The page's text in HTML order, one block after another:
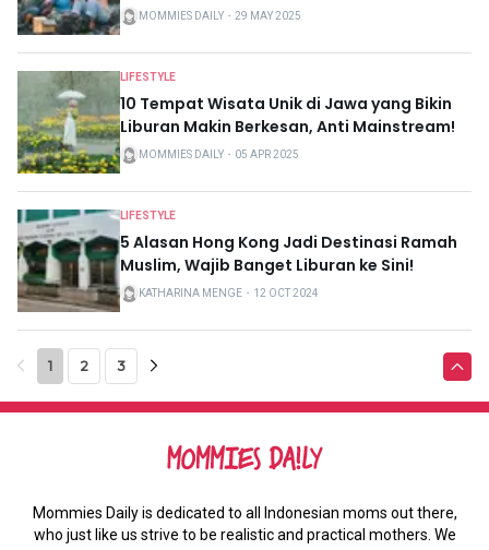
MOMMIES DAILY ・ 29 MAY 2025
LIFESTYLE
10 Tempat Wisata Unik di Jawa yang Bikin
Liburan Makin Berkesan, Anti Mainstream!
MOMMIES DAILY ・ 05 APR 2025
LIFESTYLE
5 Alasan Hong Kong Jadi Destinasi Ramah
Muslim, Wajib Banget Liburan ke Sini!
KATHARINA MENGE ・ 12 OCT 2024
1 2 3
Mommies Daily is dedicated to all Indonesian moms out there,
who just like us strive to be realistic and practical mothers. We